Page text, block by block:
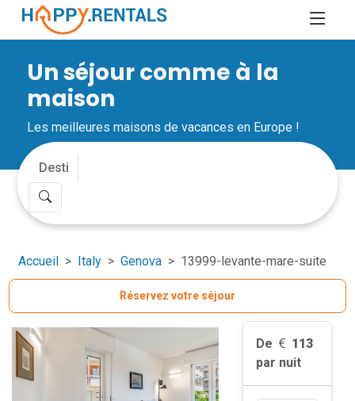
Un séjour comme à la
maison
Les meilleures maisons de vacances en Europe !
Accueil Italy Genova 13999-levante-mare-suite
Réservez votre séjour
De
113
par nuit